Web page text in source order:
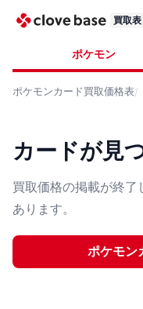
買取表
ポケモン
ポケモンカード買取価格表
カードが見
買取価格の掲載が終
あります。
ポケモン